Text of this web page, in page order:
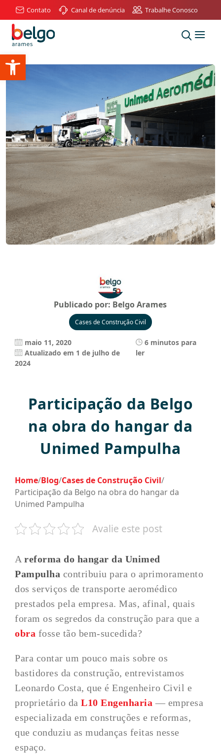
Abrir a barra de ferramentas
Contato Canal de denúncia Trabalhe Conosco
Publicado por: Belgo Arames
Cases de Construção Civil
maio 11, 2020
Atualizado em 1 de julho de
2024
6 minutos para
ler
Participação da Belgo
na obra do hangar da
Unimed Pampulha
Home/Blog/Cases de Construção Civil/
Participação da Belgo na obra do hangar da
Unimed Pampulha
Avalie este post
Areforma do hangar da Unimed
Pampulha contribuiu para o aprimoramento
dos serviços de transporte aeromédico
prestados pela empresa. Mas, afinal, quais
foram os segredos da construção para que a
obra fosse tão bem-sucedida?
Para contar um pouco mais sobre os
bastidores da construção, entrevistamos
Leonardo Costa, que é Engenheiro Civil e
proprietário daL10 Engenharia — empresa
especializada em construções e reformas,
que conduziu as mudanças feitas nesse
espaço.